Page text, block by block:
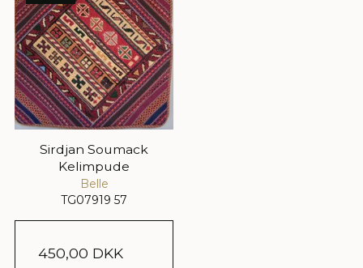
Sirdjan Soumack
Kelimpude
Belle
TG07919 57
450,00 DKK